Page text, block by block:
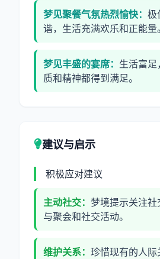
梦见聚餐气氛热烈愉快： 极
谐，生活充满欢乐和正能量。
梦见丰盛的宴席： 生活富
质和精神都得到满足。
建议与启示
积极应对建议
主动社交： 梦境提示关注
与聚会和社交活动。
维护关系： 珍惜现有的人